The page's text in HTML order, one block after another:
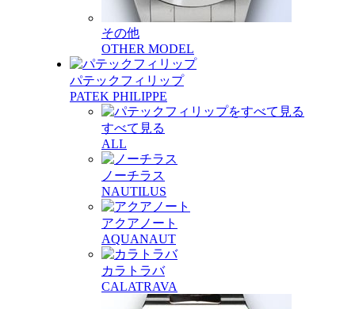
その他
OTHER MODEL
パテックフィリップ
PATEK PHILIPPE
すべて見る
ALL
ノーチラス
NAUTILUS
アクアノート
AQUANAUT
カラトラバ
CALATRAVA